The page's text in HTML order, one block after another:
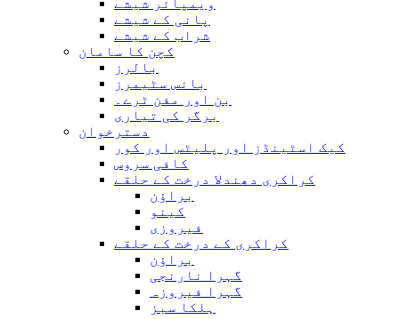
ویمپائر شیشے
پانی کے شیشے
شراب کے شیشے
کچن کا سامان
بالرز
بانس سٹیمرز
بن اور مفن ٹرے۔
برگر کی تیاری
دسترخوان
کیک اسٹینڈز اور پلیٹس اور کور
کافی سروس
کراکری دھندلا درخت کے حلقے
براؤن
کینو
فیروزی
کراکری کے درخت کے حلقے
براؤن
گہرا نارنجی
گہرا فیروزہ
ہلکا سبز